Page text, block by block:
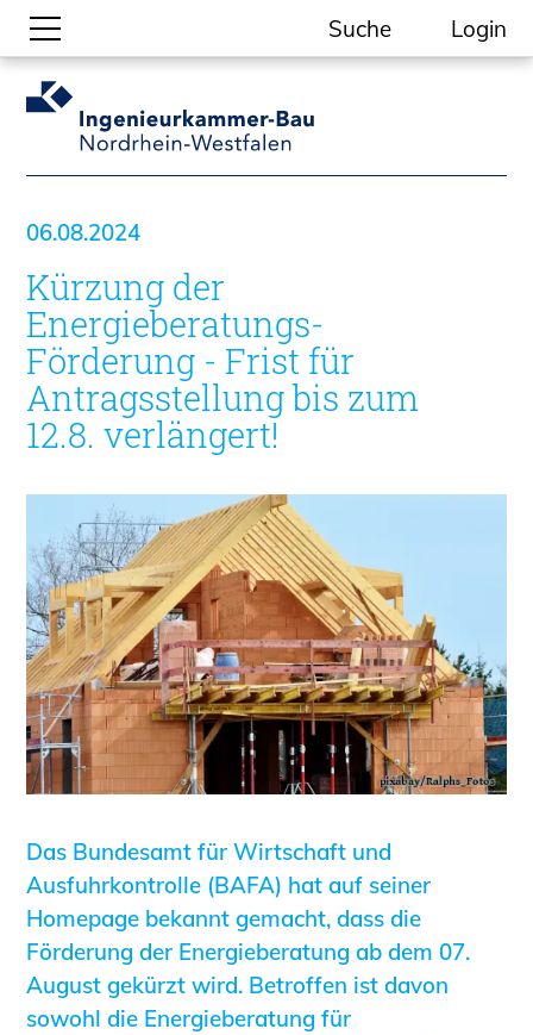
Suche
Gesellschaftliche Themen
Aktuelle Meldungen
Kein Ding ohne ING.
Ingenieurkammer-Bau NRW
Willkommen bei der Kammer
Aufgaben
Gremien
Geschäftsstelle
Mitgliedschaft
Unsere Publikationen
Informationen für Fortbildungsträger
Anträge, Anzeigen, Formulare
Fortbildung/Seminare
Informationen für Ingenieurinnen
und Ingenieure
Recht
Planungswettbewerbe
Stellenbörse
Staatlich anerkannte Sachverständige
Öffentlich bestellte und vereidigte
Sachverständige
Prüfsachverständige
Qualifizierte Tragwerksplaner/-innen
Login
06.08.2024
Kürzung der
Energieberatungs-
Förderung - Frist für
Antragsstellung bis zum
12.8. verlängert!
Das Bundesamt für Wirtschaft und
Ausfuhrkontrolle (BAFA) hat auf seiner
Homepage bekannt gemacht, dass die
Förderung der Energieberatung ab dem 07.
August gekürzt wird. Betroffen ist davon
sowohl die Energieberatung für